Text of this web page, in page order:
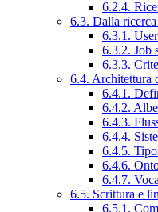
6.2.4.
6.3. Dalla
6.3.1.
6.3.2. Job
6.3.3.
6.4. Architettura
6.4.1.
6.4.2.
6.4.3.
6.4.4.
6.4.5.
6.4.6.
6.4.7.
6.5. Scrittura e
6.5.1.